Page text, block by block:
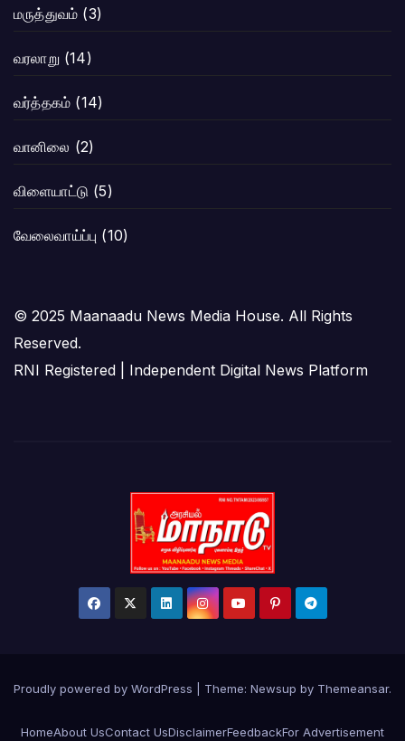
மருத்துவம் (3)
வரலாறு (14)
வர்த்தகம் (14)
வானிலை (2)
விளையாட்டு (5)
வேலைவாய்ப்பு (10)
© 2025 Maanaadu News Media House. All Rights
Reserved.
RNI Registered | Independent Digital News Platform
Proudly powered by WordPress Theme: Newsup by Themeansar.
HomeAbout UsContact UsDisclaimerFeedbackFor Advertisement